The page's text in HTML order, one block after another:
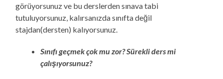
görüyorsunuz ve bu derslerden sınava tabi
tutuluyorsunuz, kalırsanızda sınıfta değil
stajdan(dersten) kalıyorsunuz.
Sınıfı geçmek çok mu zor? Sürekli ders mi
çalışıyorsunuz?